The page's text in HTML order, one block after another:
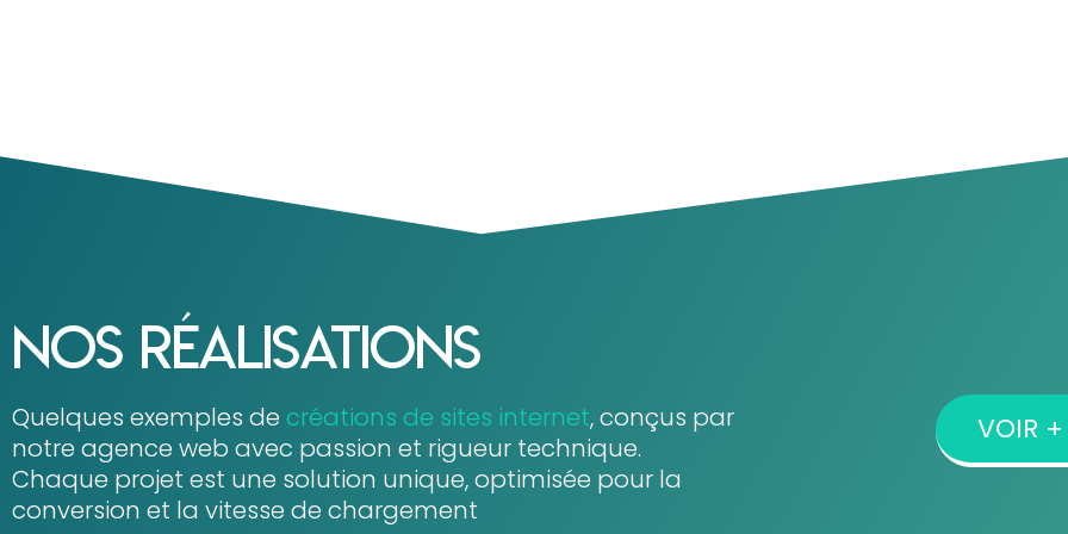
Nos réalisations
Quelques exemples de créations de sites internet, conçus par
notre agence web avec passion et rigueur technique.
Chaque projet est une solution unique, optimisée pour la
conversion et la vitesse de chargement
VOIR